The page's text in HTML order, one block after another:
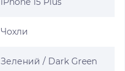
Чохли
Зелений / Dark Green